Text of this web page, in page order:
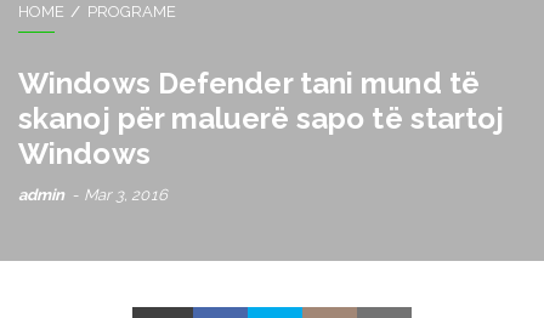
HOME PROGRAME
Windows Defender tani mund të
skanoj për maluerë sapo të startoj
Windows
admin Mar 3, 2016